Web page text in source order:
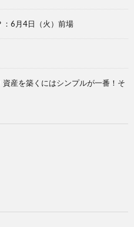
：6月4日（火）前場
産を築くにはシンプルが一番！そ